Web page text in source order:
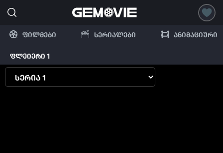
ფილმები სერიალები ანიმაციური
ფლეიერი 1